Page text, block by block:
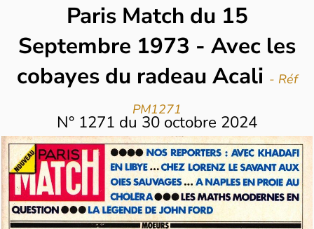
Paris Match du 15
Septembre 1973 - Avec les
cobayes du radeau Acali - Réf
PM1271
N° 1271 du 30 octobre 2024